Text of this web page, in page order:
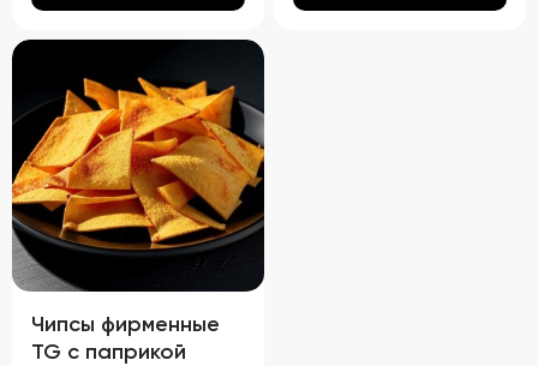
Чипсы фирменные
TG с паприкой